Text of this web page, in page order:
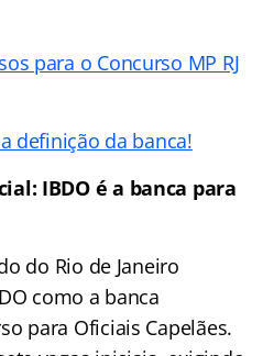
para o Concurso MP RJ
definição da banca!
IBDO é a banca para
do Rio de Janeiro
como a banca
para Oficiais Capelães.